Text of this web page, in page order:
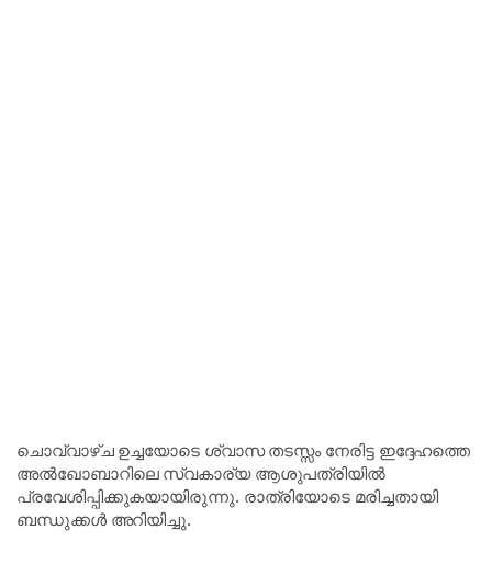
ചൊവ്വാഴ്ച ഉച്ചയോടെ ശ്വാസ തടസ്സം നേരിട്ട ഇദ്ദേഹത്തെ
അൽഖോബാറിലെ സ്വകാര്യ ആശുപത്രിയിൽ
പ്രവേശിപ്പിക്കുകയായിരുന്നു. രാത്രിയോടെ മരിച്ചതായി
ബന്ധുക്കൾ അറിയിച്ചു.